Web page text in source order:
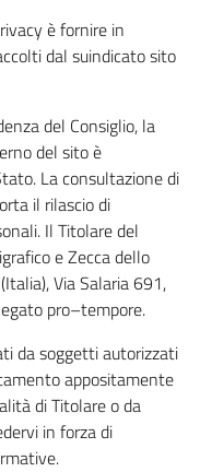
è fornire in
dal suindicato sito
del Consiglio, la
del sito è
La consultazione di
il rilascio di
Il Titolare del
e Zecca dello
Via Salaria 691,
pro–tempore.
da soggetti autorizzati
appositamente
di Titolare o da
in forza di